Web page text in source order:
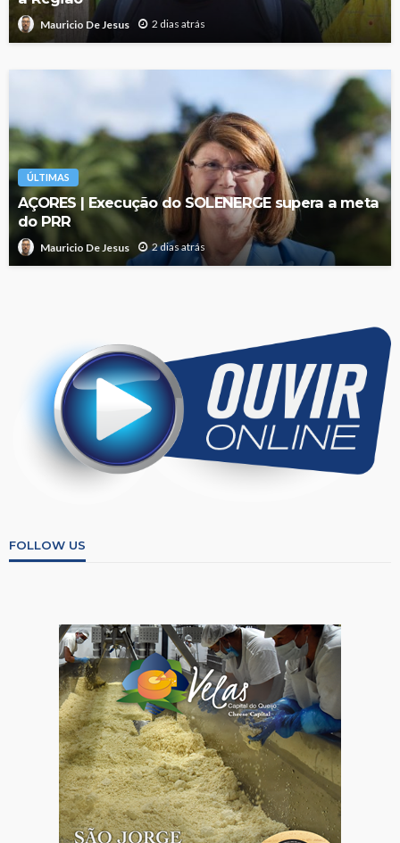
Mauricio De Jesus 2 dias atrás
ÚLTIMAS
AÇORES | Execução do SOLENERGE supera a meta
do PRR
Mauricio De Jesus 2 dias atrás
FOLLOW US